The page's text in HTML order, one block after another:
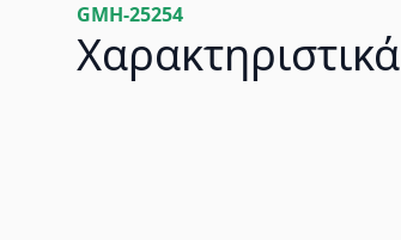
GMH-25254
Χαρακτηριστικά